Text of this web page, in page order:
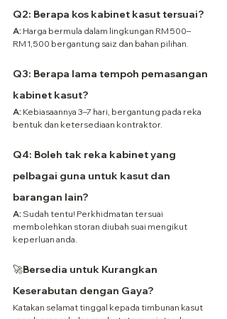
Q2: Berapa kos kabinet kasut tersuai?
A: Harga bermula dalam lingkungan RM 500–
RM 1,500 bergantung saiz dan bahan pilihan.
Q3: Berapa lama tempoh pemasangan
kabinet kasut?
A: Kebiasaannya 3–7 hari, bergantung pada reka
bentuk dan ketersediaan kontraktor.
Q4: Boleh tak reka kabinet yang
pelbagai guna untuk kasut dan
barangan lain?
A: Sudah tentu! Perkhidmatan tersuai
membolehkan storan diubah suai mengikut
keperluan anda.
🚀Bersedia untuk Kurangkan
Keserabutan dengan Gaya?
Katakan selamat tinggal kepada timbunan kasut